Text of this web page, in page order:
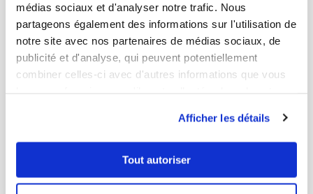
médias sociaux et d'analyser notre trafic. Nous
partageons également des informations sur l'utilisation de
notre site avec nos partenaires de médias sociaux, de
publicité et d'analyse, qui peuvent potentiellement
combiner celles-ci avec d'autres informations que vous
Afficher les détails
Tout autoriser
Conseillère Guy Demarle
12 grands muffins ♡ nutella
Aucune note